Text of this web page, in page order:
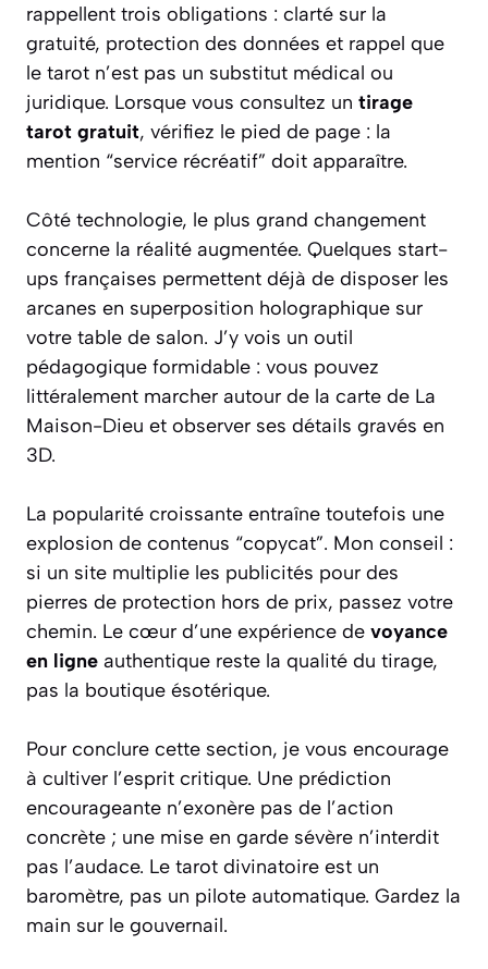
rappellent trois obligations : clarté sur la
gratuité, protection des données et rappel que
le tarot n’est pas un substitut médical ou
juridique. Lorsque vous consultez un tirage
tarot gratuit, vérifiez le pied de page : la
mention “service récréatif” doit apparaître.
Côté technologie, le plus grand changement
concerne la réalité augmentée. Quelques start-
ups françaises permettent déjà de disposer les
arcanes en superposition holographique sur
votre table de salon. J’y vois un outil
pédagogique formidable : vous pouvez
littéralement marcher autour de la carte de La
Maison-Dieu et observer ses détails gravés en
3D.
La popularité croissante entraîne toutefois une
explosion de contenus “copycat”. Mon conseil :
si un site multiplie les publicités pour des
pierres de protection hors de prix, passez votre
chemin. Le cœur d’une expérience de voyance
en ligne authentique reste la qualité du tirage,
pas la boutique ésotérique.
Pour conclure cette section, je vous encourage
à cultiver l’esprit critique. Une prédiction
encourageante n’exonère pas de l’action
concrète ; une mise en garde sévère n’interdit
pas l’audace. Le tarot divinatoire est un
baromètre, pas un pilote automatique. Gardez la
main sur le gouvernail.